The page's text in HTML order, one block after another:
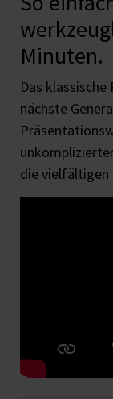
Minuten.
Das
nächste
die